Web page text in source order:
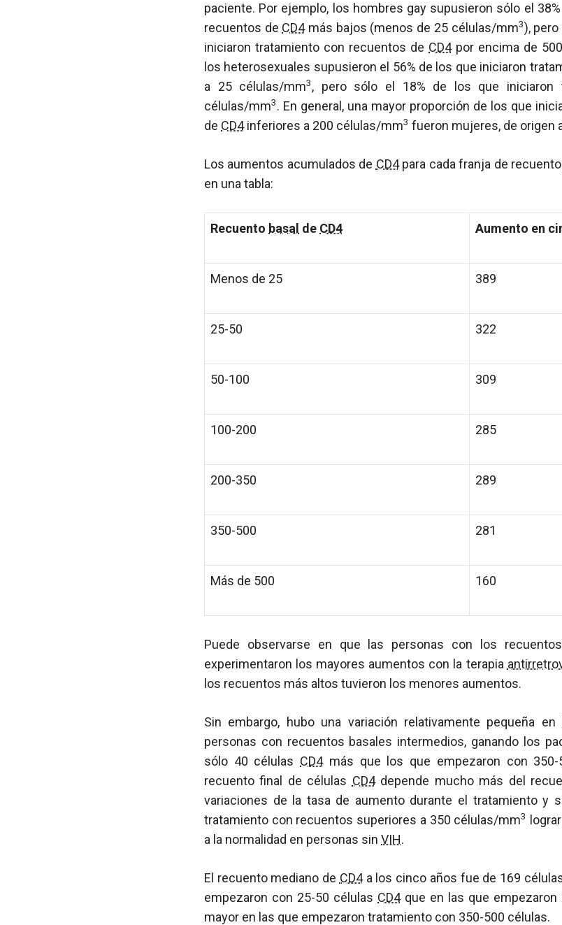
paciente. Por ejemplo, los hombres gay supusieron sólo el
recuentos de CD4más bajos (menos de 25 células/mm3),
iniciaron tratamiento con recuentos de CD4por encima de
los heterosexuales supusieron el 56% de los que iniciaron
a 25 células/mm3, pero sólo el 18% de los que iniciaron
células/mm3. En general, una mayor proporción de los que
de CD4inferiores a 200 células/mm3 fueron mujeres, de origen
Los aumentos acumulados de CD4para cada franja de recuento
en una tabla:
Recuento basal de CD4 Aumento en
Menos de 25 389
25-50 322
50-100 309
100-200 285
200-350 289
350-500 281
Más de 500 160
Puede observarse en que las personas con los
experimentaron los mayores aumentos con la terapia
los recuentos más altos tuvieron los menores aumentos.
Sin embargo, hubo una variación relativamente pequeña
personas con recuentos basales intermedios, ganando los
sólo 40 células CD4más que los que empezaron con 350-
recuento final de células CD4depende mucho más del
variaciones de la tasa de aumento durante el tratamiento y
tratamiento con recuentos superiores a 350 células/mm3
a la normalidad en personas sin VIH.
El recuento mediano de CD4a los cinco años fue de 169
empezaron con 25-50 células CD4que en las que
mayor en las que empezaron tratamiento con 350-500 células.